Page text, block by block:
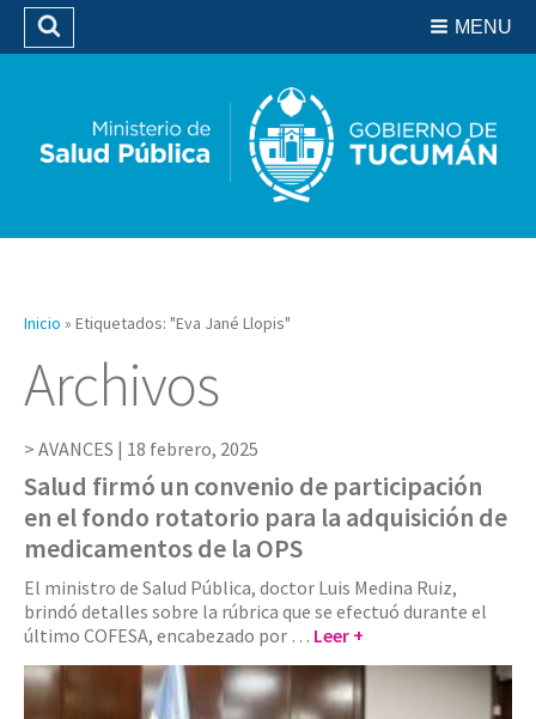
Biblioteca
MENU
Buscar
Inicio » Etiquetados: "Eva Jané Llopis"
Archivos
AVANCES | 18 febrero, 2025
Salud firmó un convenio de participación
en el fondo rotatorio para la adquisición de
medicamentos de la OPS
El ministro de Salud Pública, doctor Luis Medina Ruiz,
brindó detalles sobre la rúbrica que se efectuó durante el
último COFESA, encabezado por … Leer +